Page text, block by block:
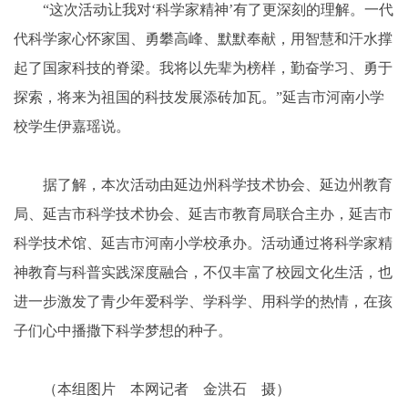
“这次活动让我对‘科学家精神’有了更深刻的理解。一代
代科学家心怀家国、勇攀高峰、默默奉献，用智慧和汗水撑
起了国家科技的脊梁。我将以先辈为榜样，勤奋学习、勇于
探索，将来为祖国的科技发展添砖加瓦。”延吉市河南小学
校学生伊嘉瑶说。
据了解，本次活动由延边州科学技术协会、延边州教育
局、延吉市科学技术协会、延吉市教育局联合主办，延吉市
科学技术馆、延吉市河南小学校承办。活动通过将科学家精
神教育与科普实践深度融合，不仅丰富了校园文化生活，也
进一步激发了青少年爱科学、学科学、用科学的热情，在孩
子们心中播撒下科学梦想的种子。
（本组图片 本网记者 金洪石 摄）